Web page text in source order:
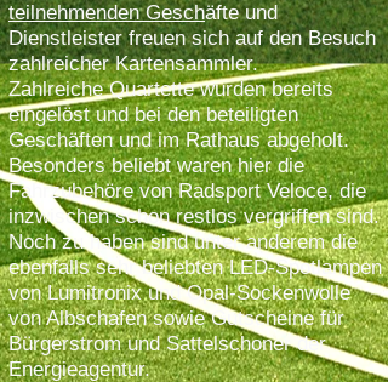
teilnehmenden Geschäfte und
Dienstleister freuen sich auf den Besuch
zahlreicher Kartensammler.
Zahlreiche Quartette wurden bereits
eingelöst und bei den beteiligten
Geschäften und im Rathaus abgeholt.
Besonders beliebt waren hier die
Fahrzubehöre von Radsport Veloce, die
inzwischen schon restlos vergriffen sind.
Noch zu haben sind unter anderem die
ebenfalls sehr beliebten LED-Spotlampen
von Lumitronix und Opal-Sockenwolle
von Albschafen sowie Gutscheine für
Bürgerstrom und Sattelschoner der
Energieagentur.